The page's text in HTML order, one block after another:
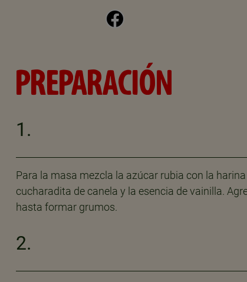
PREPARACIÓN
1.
Para la masa mezcla la azúcar rubia con la
cucharadita de canela y la esencia de vainilla.
hasta formar grumos.
2.